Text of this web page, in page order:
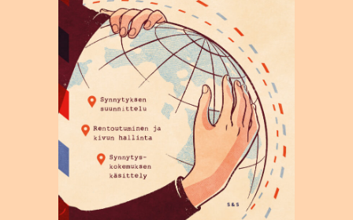
Salasana unohtunut?
Eikö sinulla ole tiliä?
Luo uusi tili